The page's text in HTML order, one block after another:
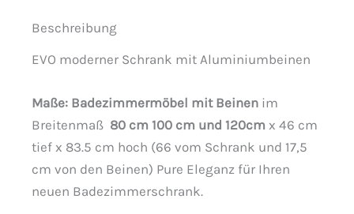
Beschreibung
EVO moderner Schrank mit Aluminiumbeinen
Maße: Badezimmermöbel mit Beinen im
Breitenmaß 80 cm 100 cm und 120cm x 46 cm
tief x 83.5 cm hoch (66 vom Schrank und 17,5
cm von den Beinen) Pure Eleganz für Ihren
neuen Badezimmerschrank.